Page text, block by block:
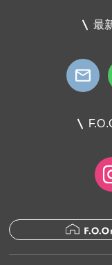
最